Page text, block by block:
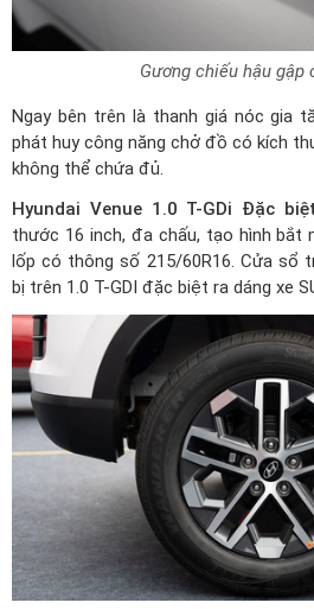
Gương chiếu hậu gập
Ngay bên trên là thanh giá nóc gia
phát huy công năng chở đồ có kích
không thể chứa đủ.
Hyundai Venue 1.0 T-GDi Đặc biệt
thước 16 inch, đa chấu, tạo hình
lốp có thông số 215/60R16. Cửa sổ
bị trên 1.0 T-GDI đặc biệt ra dáng xe